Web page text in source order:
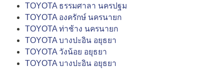
TOYOTA ธรรมศาลา นครปฐม
TOYOTA องครักษ์ นครนายก
TOYOTA ท่าช้าง นครนายก
TOYOTA บางปะอิน อยุธยา
TOYOTA วังน้อย อยุธยา
TOYOTA บางปะอิน อยุธยา